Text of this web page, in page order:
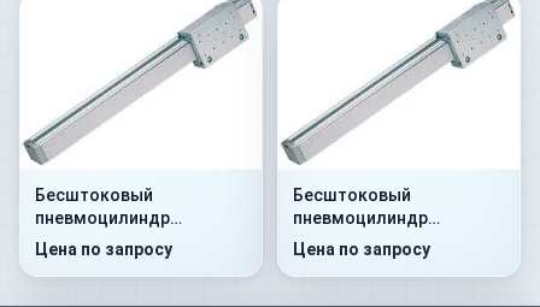
Бесштоковый
пневмоцилиндр
52M2C25A0500
Цена по запросу
Бесштоковый
пневмоцилиндр
52M2C25A0560
Цена по запросу